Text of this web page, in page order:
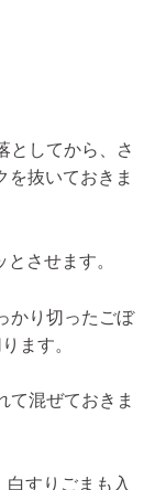
としてから、さ
を抜いておきま
させます。
かり切ったごぼ
ます。
て混ぜておきま
すりごまも入